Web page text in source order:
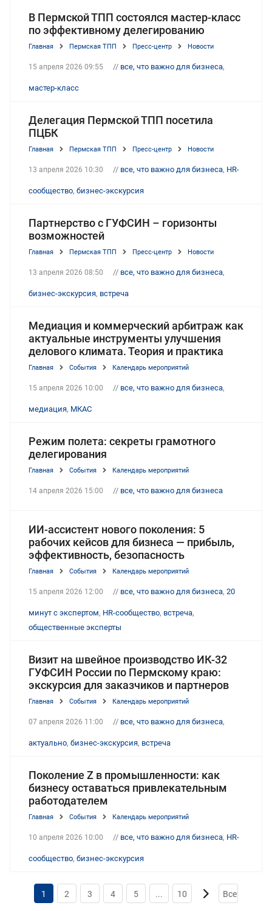
В Пермской ТПП состоялся мастер-класс
по эффективному делегированию
Главная Пермская ТПП Пресс-центр Новости
15 апреля 2026 09:55 // все, что важно для бизнеса,
мастер-класс
Делегация Пермской ТПП посетила
ПЦБК
Главная Пермская ТПП Пресс-центр Новости
13 апреля 2026 10:30 // все, что важно для бизнеса, HR-
сообщество, бизнес-экскурсия
Партнерство с ГУФСИН – горизонты
возможностей
Главная Пермская ТПП Пресс-центр Новости
13 апреля 2026 08:50 // все, что важно для бизнеса,
бизнес-экскурсия, встреча
Медиация и коммерческий арбитраж как
актуальные инструменты улучшения
делового климата. Теория и практика
Главная События Календарь мероприятий
15 апреля 2026 10:00 // все, что важно для бизнеса,
медиация, МКАС
Режим полета: секреты грамотного
делегирования
Главная События Календарь мероприятий
14 апреля 2026 15:00 // все, что важно для бизнеса
ИИ-ассистент нового поколения: 5
рабочих кейсов для бизнеса — прибыль,
эффективность, безопасность
Главная События Календарь мероприятий
15 апреля 2026 12:00 // все, что важно для бизнеса, 20
минут с экспертом, HR-сообщество, встреча,
общественные эксперты
Визит на швейное производство ИК-32
ГУФСИН России по Пермскому краю:
экскурсия для заказчиков и партнеров
Главная События Календарь мероприятий
07 апреля 2026 11:00 // все, что важно для бизнеса,
актуально, бизнес-экскурсия, встреча
Поколение Z в промышленности: как
бизнесу оставаться привлекательным
работодателем
Главная События Календарь мероприятий
10 апреля 2026 10:00 // все, что важно для бизнеса, HR-
сообщество, бизнес-экскурсия
1 2 3 4 5 ... 10 Все